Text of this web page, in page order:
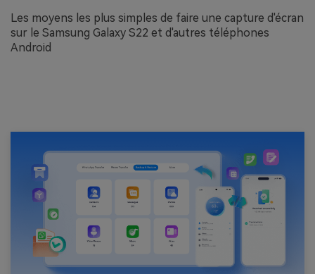
Les moyens les plus simples de faire une capture d'écran
sur le Samsung Galaxy S22 et d'autres téléphones
Android